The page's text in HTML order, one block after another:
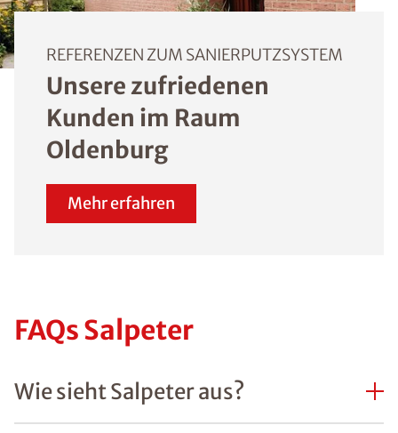
REFERENZEN ZUM SANIERPUTZSYSTEM
Unsere zufriedenen
Kunden im Raum
Oldenburg
Mehr erfahren
FAQs Salpeter
Wie sieht Salpeter aus?